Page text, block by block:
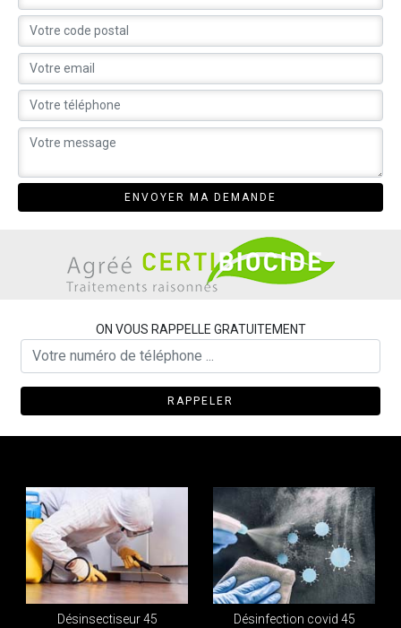
ON VOUS RAPPELLE GRATUITEMENT
Désinsectiseur 45 Désinfection covid 45